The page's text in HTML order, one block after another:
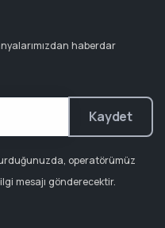
haberdar
Kaydet
operatörümüz
mesajı gönderecektir.